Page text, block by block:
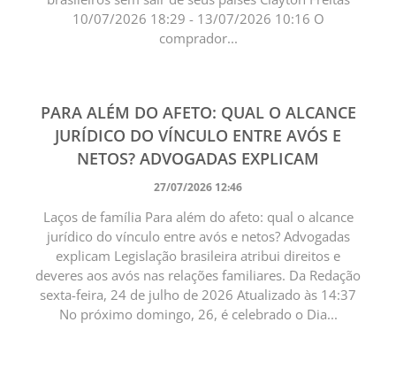
10/07/2026 18:29 - 13/07/2026 10:16 O
comprador...
PARA ALÉM DO AFETO: QUAL O ALCANCE
JURÍDICO DO VÍNCULO ENTRE AVÓS E
NETOS? ADVOGADAS EXPLICAM
27/07/2026 12:46
Laços de família Para além do afeto: qual o alcance
jurídico do vínculo entre avós e netos? Advogadas
explicam Legislação brasileira atribui direitos e
deveres aos avós nas relações familiares. Da Redação
sexta-feira, 24 de julho de 2026 Atualizado às 14:37
No próximo domingo, 26, é celebrado o Dia...